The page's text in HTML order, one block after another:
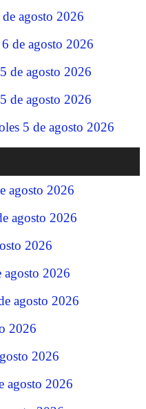
agosto 2026
de agosto 2026
de agosto 2026
de agosto 2026
5 de agosto 2026
agosto 2026
agosto 2026
2026
agosto 2026
agosto 2026
2026
2026
agosto 2026